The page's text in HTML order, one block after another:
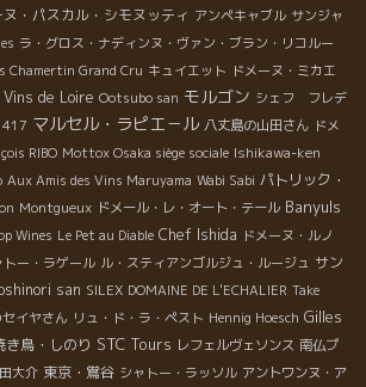
ヌ・パスカル・シモヌッティ アンペキャブル サンジャ
ラ・グロス・ナディンヌ・ヴァン・ブラン・リコルー
Chamertin Grand Cru キュイエット ドメーヌ・ミカエ
Vins de Loire Ootsubo san モルゴン シェフ フレデ
マルセル・ラピエ－ル 八丈島の山田さん ドメ
RIBO Mottox Osaka siège sociale Ishikawa-ken
Aux Amis des Vins Maruyama Wabi Sabi パトリック・
Montgueux ドメール・レ・オート・テール Banyuls
Wines Le Pet au Diable Chef Ishida ドメーヌ・ルノ
トー・ラゲール ル・スティアンゴルジュ・ルージュ サン
san SILEX DOMAINE DE L'ECHALIER Take
イヤさん リュ・ド・ラ・ペスト Hennig Hoesch Gilles
き鳥・しのり STC Tours レフェルヴェソンス 南仏プ
大介 東京・鴬谷 シャトー・ラッソル アントワンヌ・ア